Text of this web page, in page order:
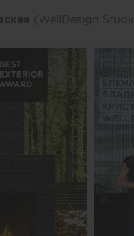
(WellDesign